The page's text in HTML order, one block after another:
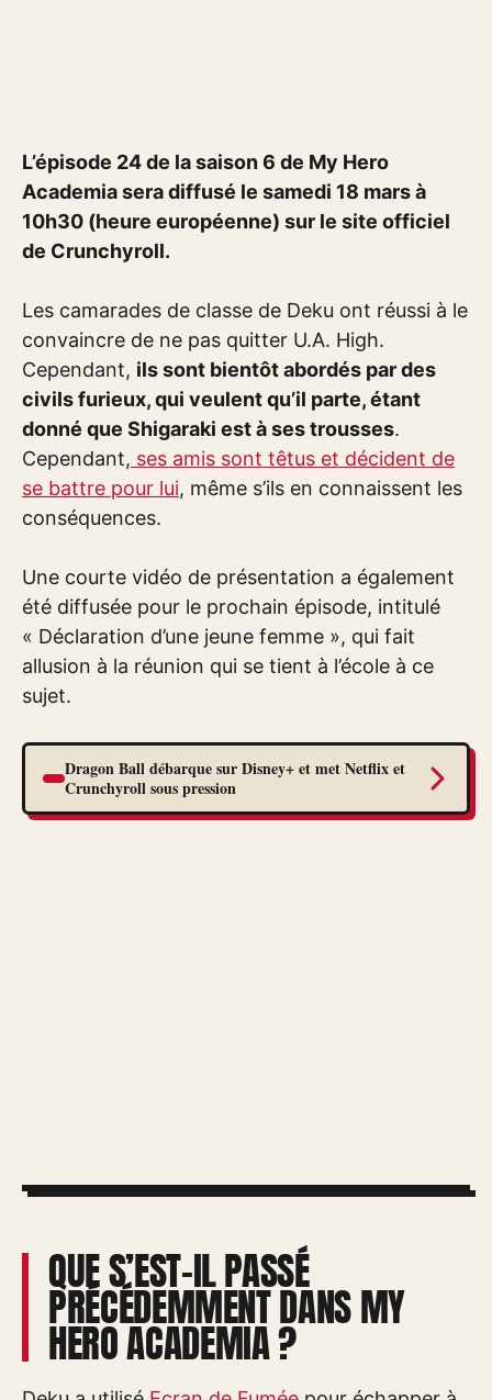
L’épisode 24 de la saison 6 de My Hero
Academia sera diffusé le samedi 18 mars à
10h30 (heure européenne) sur le site officiel
de Crunchyroll.
Les camarades de classe de Deku ont réussi à le
convaincre de ne pas quitter U.A. High.
Cependant, ils sont bientôt abordés par des
civils furieux, qui veulent qu’il parte, étant
donné que Shigaraki est à ses trousses.
Cependant, ses amis sont têtus et décident de
se battre pour lui, même s’ils en connaissent les
conséquences.
Une courte vidéo de présentation a également
été diffusée pour le prochain épisode, intitulé
« Déclaration d’une jeune femme », qui fait
allusion à la réunion qui se tient à l’école à ce
sujet.
Dragon Ball débarque sur Disney+ et met Netflix et
Crunchyroll sous pression
QUE S’EST-IL PASSÉ
PRÉCÉDEMMENT DANS MY
HERO ACADEMIA ?